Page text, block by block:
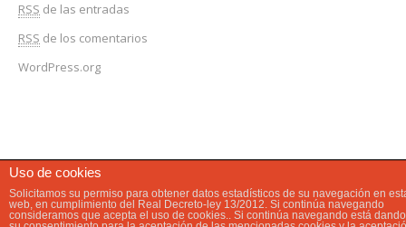
RSS de las entradas
RSS de los comentarios
WordPress.org
Uso de cookies
Solicitamos su permiso para obtener datos estadísticos de su navegación en
web, en cumplimiento del Real Decreto-ley 13/2012. Si continúa navegando
consideramos que acepta el uso de cookies.. Si continúa navegando está dando